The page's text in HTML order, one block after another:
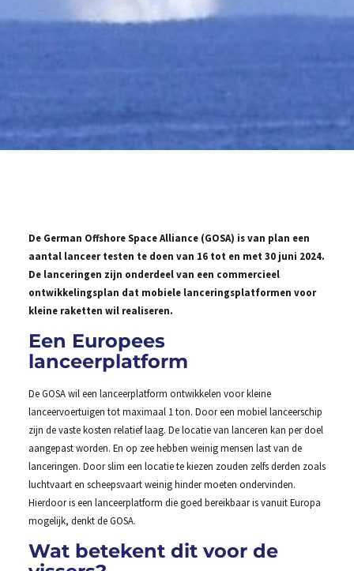
De German Offshore Space Alliance (GOSA) is van plan een
aantal lanceer testen te doen van 16 tot en met 30 juni 2024.
De lanceringen zijn onderdeel van een commercieel
ontwikkelingsplan dat mobiele lanceringsplatformen voor
kleine raketten wil realiseren.
Een Europees
lanceerplatform
De GOSA wil een lanceerplatform ontwikkelen voor kleine
lanceervoertuigen tot maximaal 1 ton. Door een mobiel lanceerschip
zijn de vaste kosten relatief laag. De locatie van lanceren kan per doel
aangepast worden. En op zee hebben weinig mensen last van de
lanceringen. Door slim een locatie te kiezen zouden zelfs derden zoals
luchtvaart en scheepsvaart weinig hinder moeten ondervinden.
Hierdoor is een lanceerplatform die goed bereikbaar is vanuit Europa
mogelijk, denkt de GOSA.
Wat betekent dit voor de